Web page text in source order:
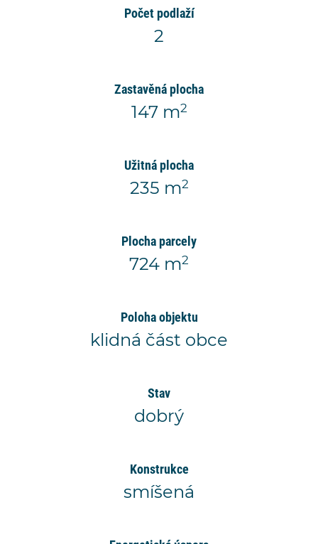
Počet podlaží
2
Zastavěná plocha
147 m2
Užitná plocha
235 m2
Plocha parcely
724 m2
Poloha objektu
klidná část obce
Stav
dobrý
Konstrukce
smíšená